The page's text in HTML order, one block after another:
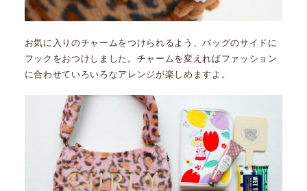
お気に入りのチャームをつけられるよう、バッグのサイドに
フックをおつけしました。チャームを変えればファッション
に合わせていろいろなアレンジが楽しめますよ。